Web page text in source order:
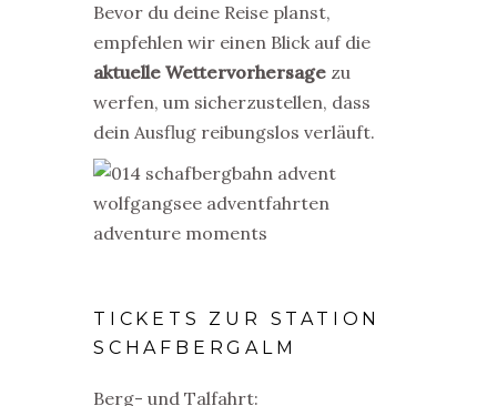
Bevor du deine Reise planst,
empfehlen wir einen Blick auf die
aktuelle Wettervorhersage zu
werfen, um sicherzustellen, dass
dein Ausflug reibungslos verläuft.
TICKETS ZUR STATION
SCHAFBERGALM
Berg- und Talfahrt: